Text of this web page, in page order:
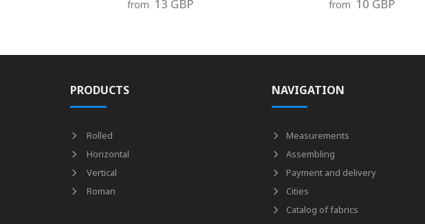
from 13 GBP
from 10 GBP
PRODUCTS
Rolled
Horizontal
Vertical
Roman
NAVIGATION
Measurements
Assembling
Payment and delivery
Cities
Catalog of fabrics